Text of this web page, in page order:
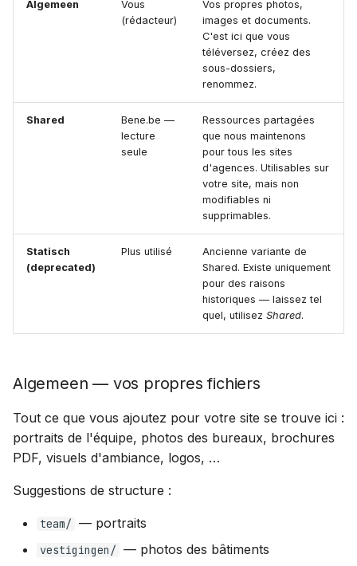
Ce que l'éditeur ne fait
Renommer
Remplacer (en gardant la
Algemeen
Vous
(rédacteur)
Vos propres photos,
images et documents.
C'est ici que vous
téléversez, créez des
sous-dossiers,
renommez.
Shared
Bene.be —
lecture
seule
Ressources partagées
que nous maintenons
pour tous les sites
d'agences. Utilisables sur
votre site, mais non
modifiables ni
supprimables.
Statisch
(deprecated)
Plus utilisé
Ancienne variante de
Shared. Existe uniquement
pour des raisons
historiques — laissez tel
quel, utilisez Shared.
Algemeen — vos propres fichiers
Tout ce que vous ajoutez pour votre site se trouve ici :
portraits de l'équipe, photos des bureaux, brochures
PDF, visuels d'ambiance, logos, …
Suggestions de structure :
team/ — portraits
vestigingen/ — photos des bâtiments